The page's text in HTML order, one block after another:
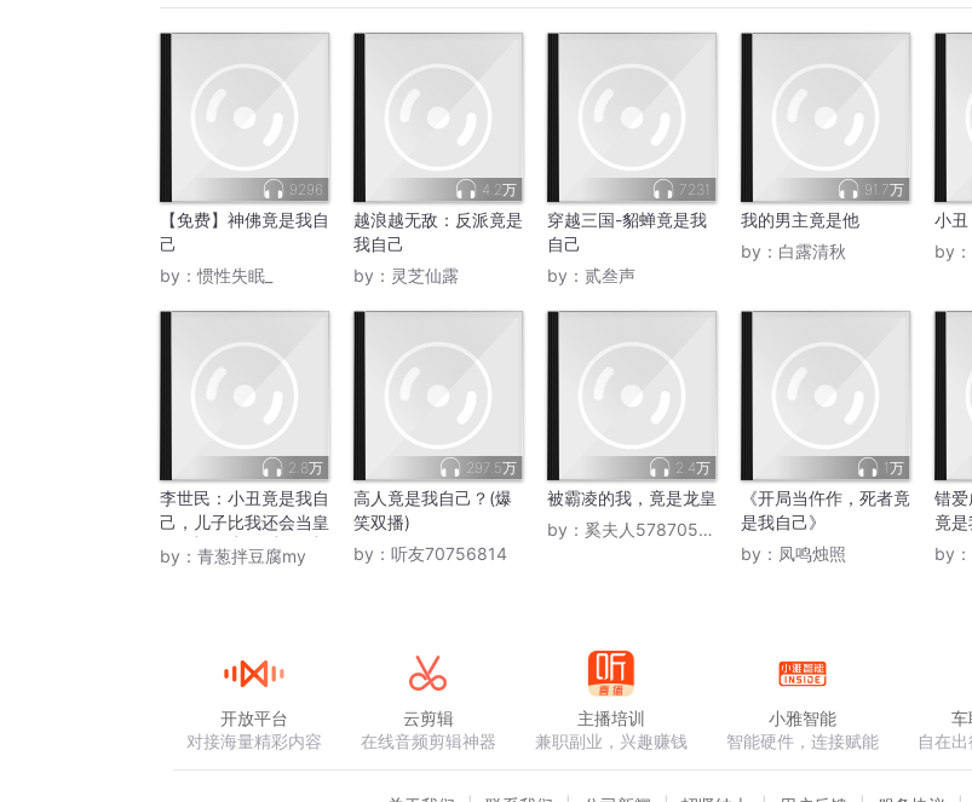
9296
【免费】神佛竟是我自
己
by：惯性失眠_
4.2万
越浪越无敌：反派竟是
我自己
by： 灵芝仙露
7231
穿越三国-貂蝉竟是我
自己
by： 贰叁声
91.7万
我的男主竟是他
by： 白露清秋
小丑
by：
2.8万
李世民：小丑竟是我自
己，儿子比我还会当皇
帝！|穿越|权谋|爽文|
大唐|历史
by： 青葱拌豆腐my
297.5万
高人竟是我自己？(爆
笑双播)
by： 听友70756814
2.4万
被霸凌的我，竟是龙皇
by： 奚夫人578705916
1万
《开局当仵作，死者竟
是我自己》
by： 凤鸣烛照
错
竟
by：
开放平台
对接海量精彩内容
云剪辑
在线音频剪辑神器
主播培训
兼职副业，兴趣赚钱
小雅智能
智能硬件，连接赋能
车
自在